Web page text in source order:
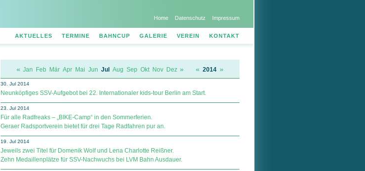
Home Datenschutz Impressum
AKTUELLES TERMINE BAHNCUP GALERIE VEREIN KONTAKT
« Jan Feb Mär Apr Mai Jun Jul Aug Sep Okt Nov Dez » « 2014 »
30. Jul 2014
Neunköpfiges SSV-Aufgebot bei 22. Internationaler kids-tour Berlin am Start.
23. Jul 2014
Für alle Radfreaks – „BIKE-Camp“ in den Sommerferien.
Geraer Radsportverein bietet für drei Tage Radfahren pur an.
19. Jul 2014
Jeweils zwei Titel für Domenik Wolf und Lena Charlotte Reißner.
Zehn Medaillenplätze für SSV-Nachwuchs bei LVM Bahn Ausdauer.